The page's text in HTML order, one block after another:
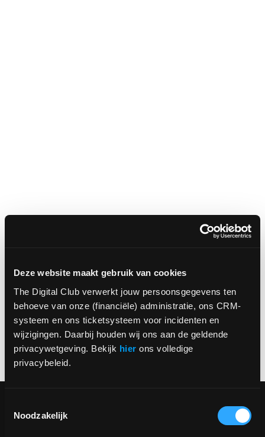
Deze website maakt gebruik van cookies
The Digital Club verwerkt jouw persoonsgegevens ten
behoeve van onze (financiële) administratie, ons CRM-
systeem en ons ticketsysteem voor incidenten en
wijzigingen. Daarbij houden wij ons aan de geldende
privacywetgeving. Bekijk hier ons volledige
privacybeleid.
Noodzakelijk